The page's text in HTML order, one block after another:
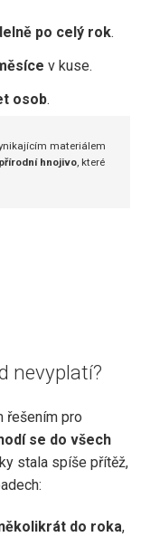
po celý rok.
v kuse.
osob.
materiálem
hnojivo , které
nevyplatí?
řešením pro
se do všech
stala spíše přítěž,
do roka,